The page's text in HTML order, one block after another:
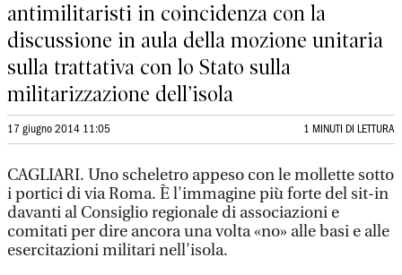
antimilitaristi in coincidenza con la
discussione in aula della mozione unitaria
sulla trattativa con lo Stato sulla
militarizzazione dell’isola
17 giugno 2014 11:05 1 MINUTI DI LETTURA
CAGLIARI. Uno scheletro appeso con le mollette sotto
i portici di via Roma. È l'immagine più forte del sit-in
davanti al Consiglio regionale di associazioni e
comitati per dire ancora una volta «no» alle basi e alle
esercitazioni militari nell'isola.